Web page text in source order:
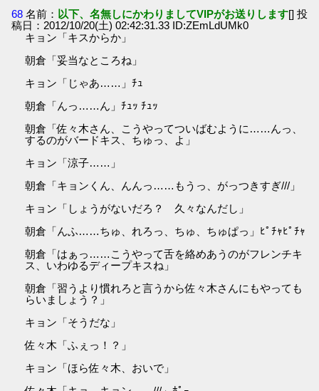
68 名前： 以下、名無しにかわりましてVIPがお送りします[] 投
稿日：2012/10/20(土) 02:42:31.33 ID:ZEmLdUMk0
キョン「キスからか」
朝倉「妥当なところね」
キョン「じゃあ……」ﾁｭ
朝倉「んっ……ん」ﾁｭｯ ﾁｭｯ
朝倉「佐々木さん、こうやってついばむように……んっ、
するのがバードキス、ちゅっ、よ」
キョン「涼子……」
朝倉「キョンくん、んんっ……もうっ、がっつきすぎ///」
キョン「しょうがないだろ？ 久々なんだし」
朝倉「んふ……ちゅ、れろっ、ちゅ、ちゅぱっ」ﾋﾟﾁｬﾋﾟﾁｬ
朝倉「はぁっ……こうやって舌を絡めあうのがフレンチキ
ス、いわゆるディープキスね」
朝倉「習うより慣れろと言うから佐々木さんにもやっても
らいましょう？」
キョン「そうだな」
佐々木「ふぇっ！？」
キョン「ほら佐々木、おいで」